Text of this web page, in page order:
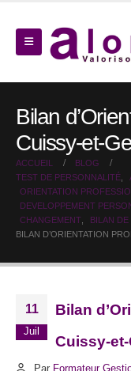
Bilan
Cuissy-et-
ACCUEIL
BLOG
TEST DE PERSONNALITÉ
ORIENTATION
DEVELOPPEMENT
CHANGEMENT
BILAN
BILAN D’ORIENTATION
11
Juil
Bilan
Cuissy-
Par Formateur